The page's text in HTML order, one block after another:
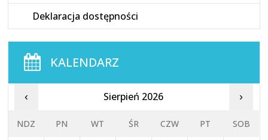
Deklaracja dostępności
KALENDARZ
‹ Sierpień 2026 ›
NDZ PN WT ŚR CZW PT SOB